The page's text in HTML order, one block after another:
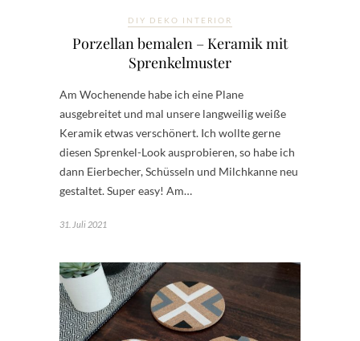
DIY DEKO INTERIOR
Porzellan bemalen – Keramik mit
Sprenkelmuster
Am Wochenende habe ich eine Plane
ausgebreitet und mal unsere langweilig weiße
Keramik etwas verschönert. Ich wollte gerne
diesen Sprenkel-Look ausprobieren, so habe ich
dann Eierbecher, Schüsseln und Milchkanne neu
gestaltet. Super easy! Am…
31. Juli 2021